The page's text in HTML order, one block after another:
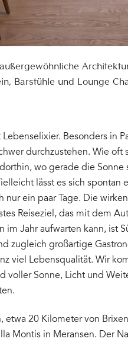
Barstühle und Lounge
Lebenselixier. Besonders in
durchzustehen. Wie oft
wo gerade die
lässt es sich spontan
nur ein paar Tage. Die
Reiseziel, das mit dem
im Jahr aufwarten kann, ist
zugleich großartige
viel Lebensqualität. Wir
voller Sonne, Licht und
etwa 20 Kilometer von
Montis in Meransen. Der